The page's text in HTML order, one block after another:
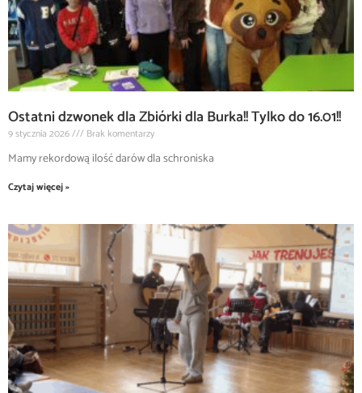
Ostatni dzwonek dla Zbiórki dla Burka!! Tylko do 16.01!!
9 stycznia 2026 Brak komentarzy
Mamy rekordową ilość darów dla schroniska
Czytaj więcej »